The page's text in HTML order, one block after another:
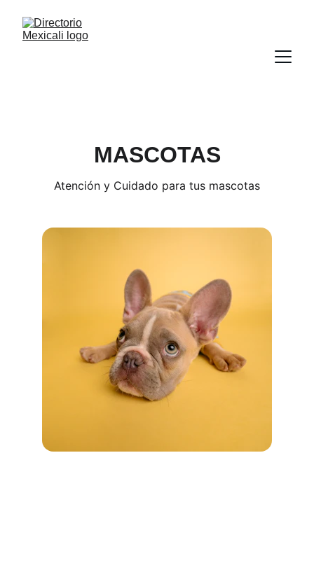
MASCOTAS
Atención y Cuidado para tus mascotas